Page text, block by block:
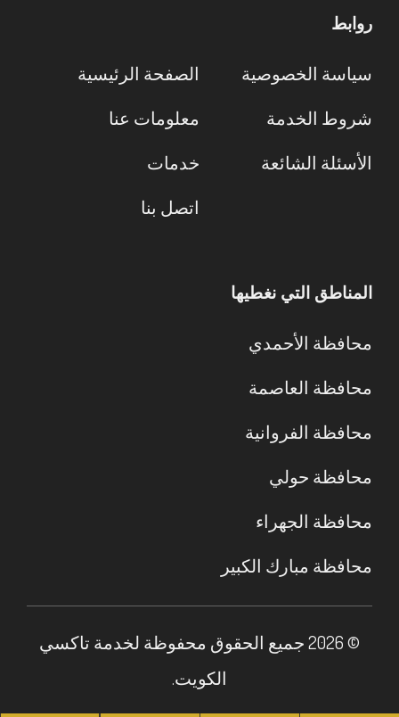
روابط
سياسة الخصوصية
شروط الخدمة
الأسئلة الشائعة
الصفحة الرئيسية
معلومات عنا
خدمات
اتصل بنا
المناطق التي نغطيها
محافظة الأحمدي
محافظة العاصمة
محافظة الفروانية
محافظة حولي
محافظة الجهراء
محافظة مبارك الكبير
© 2026 جميع الحقوق محفوظة لخدمة تاكسي
الكويت.